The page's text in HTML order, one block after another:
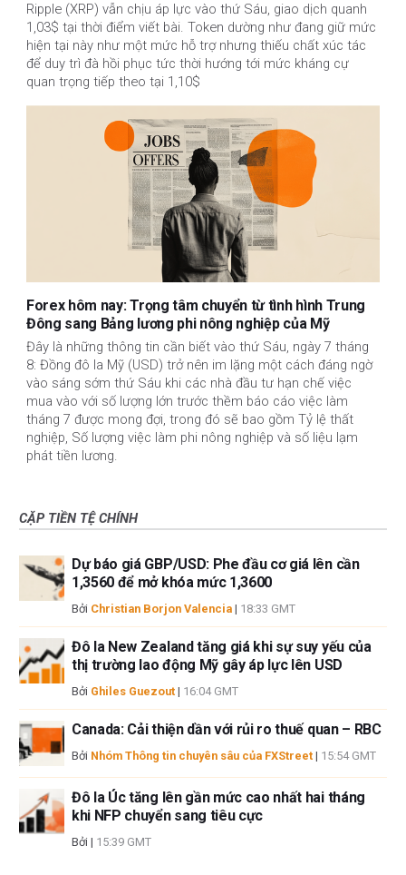
Ripple (XRP) vẫn chịu áp lực vào thứ Sáu, giao dịch quanh
1,03$ tại thời điểm viết bài. Token dường như đang giữ mức
hiện tại này như một mức hỗ trợ nhưng thiếu chất xúc tác
để duy trì đà hồi phục tức thời hướng tới mức kháng cự
quan trọng tiếp theo tại 1,10$
Forex hôm nay: Trọng tâm chuyển từ tình hình Trung
Đông sang Bảng lương phi nông nghiệp của Mỹ
Đây là những thông tin cần biết vào thứ Sáu, ngày 7 tháng
8: Đồng đô la Mỹ (USD) trở nên im lặng một cách đáng ngờ
vào sáng sớm thứ Sáu khi các nhà đầu tư hạn chế việc
mua vào với số lượng lớn trước thềm báo cáo việc làm
tháng 7 được mong đợi, trong đó sẽ bao gồm Tỷ lệ thất
nghiệp, Số lượng việc làm phi nông nghiệp và số liệu lạm
phát tiền lương.
CẶP TIỀN TỆ CHÍNH
Dự báo giá GBP/USD: Phe đầu cơ giá lên cần
1,3560 để mở khóa mức 1,3600
Bởi Christian Borjon Valencia | 18:33 GMT
Đô la New Zealand tăng giá khi sự suy yếu của
thị trường lao động Mỹ gây áp lực lên USD
Bởi Ghiles Guezout | 16:04 GMT
Canada: Cải thiện dần với rủi ro thuế quan – RBC
Bởi Nhóm Thông tin chuyên sâu của FXStreet | 15:54 GMT
Đô la Úc tăng lên gần mức cao nhất hai tháng
khi NFP chuyển sang tiêu cực
Bởi | 15:39 GMT